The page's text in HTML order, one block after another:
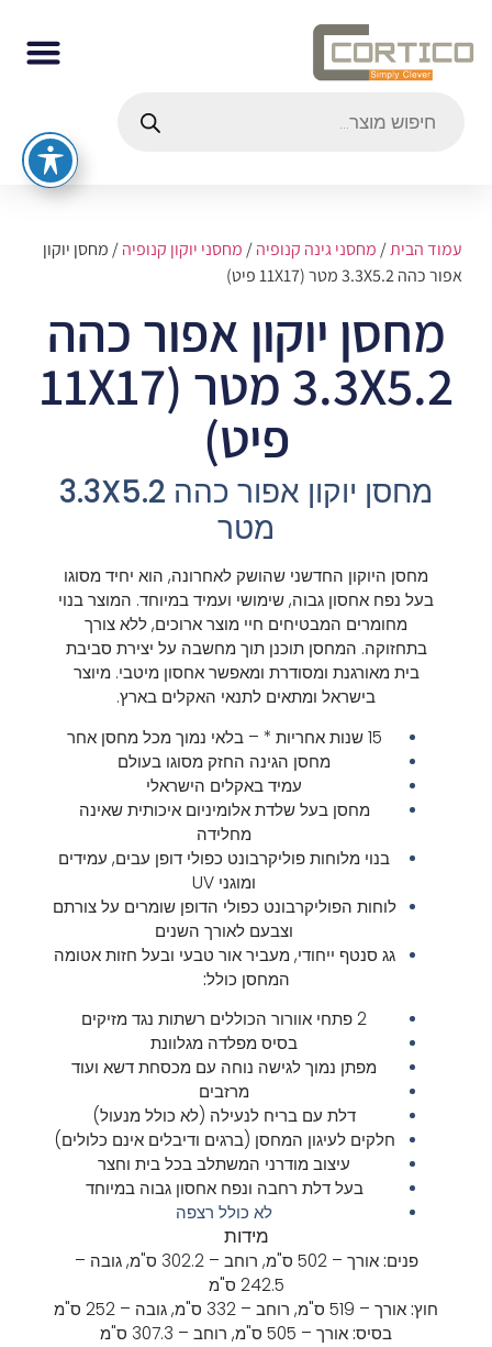
עמוד הבית/מחסני גינה קנופיה/מחסני יוקון קנופיה/ מחסן יוקון
אפור כהה 3.3X5.2 מטר (11X17 פיט)
מחסן יוקון אפור כהה
3.3X5.2 מטר (11X17
פיט)
מחסן יוקון אפור כהה 3.3X5.2
מטר
מחסן היוקון החדשני שהושק לאחרונה, הוא יחיד מסוגו
בעל נפח אחסון גבוה, שימושי ועמיד במיוחד. המוצר בנוי
מחומרים המבטיחים חיי מוצר ארוכים, ללא צורך
בתחזוקה. המחסן תוכנן תוך מחשבה על יצירת סביבת
בית מאורגנת ומסודרת ומאפשר אחסון מיטבי.מיוצר
בישראל ומתאים לתנאי האקלים בארץ.
15 שנות אחריות * – בלאי נמוך מכל מחסן אחר
מחסן הגינה החזק מסוגו בעולם
עמיד באקלים הישראלי
מחסן בעל שלדת אלומיניום איכותית שאינה
מחלידה
בנוי מלוחות פוליקרבונט כפולי דופן עבים, עמידים
ומוגני UV
לוחות הפוליקרבונט כפולי הדופן שומרים על צורתם
וצבעם לאורך השנים
גג סנטף ייחודי, מעביר אור טבעי ובעל חזות אטומה
המחסן כולל:
2 פתחי אוורור הכוללים רשתות נגד מזיקים
בסיס מפלדה מגלוונת
מפתן נמוך לגישה נוחה עם מכסחת דשא ועוד
מרזבים
דלת עם בריח לנעילה (לא כולל מנעול)
חלקים לעיגון המחסן (ברגים ודיבלים אינם כלולים)
עיצוב מודרני המשתלב בכל בית וחצר
בעל דלת רחבה ונפח אחסון גבוה במיוחד
לא כולל רצפה
מידות
פנים:אורך – 502 ס"מ, רוחב – 302.2 ס"מ,
גובה –
242.5 ס"מ
חוץ:אורך – 519 ס"מ, רוחב – 332 ס"מ,
גובה – 252 ס"מ
בסיס:אורך – 505 ס"מ,
רוחב – 307.3 ס"מ